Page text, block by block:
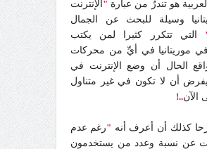
هو تندرٌ من عبارة "الإنترنت
وسيلة للبحث عن الجمال
التي تتكرر كثيرا لمن يكتب
في موريتانيا في أيِّ من محركات
الحال أن وضع الإنترنت في
يفرض أن لا تكون في غير متناول
الآن..!
كذلك أن أعرف أنه "رغم عدم
عن نسبة وعدد من يستخدمون